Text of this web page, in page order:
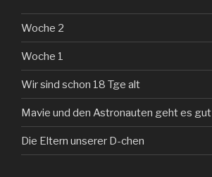
Woche 2
Woche 1
Wir sind schon 18 Tge alt
Mavie und den Astronauten geht es gut
Die Eltern unserer D-chen